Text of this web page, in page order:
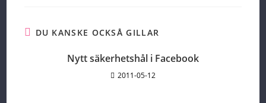
DU KANSKE OCKSÅ GILLAR
Nytt säkerhetshål i Facebook
2011-05-12